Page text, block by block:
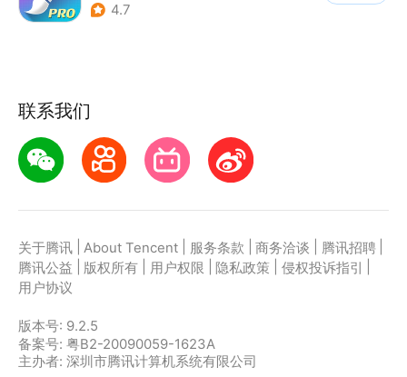
4.7
联系我们
关于腾讯 About Tencent 服务条款 商务洽谈 腾讯招聘
腾讯公益
版权所有 用户权限 隐私政策 侵权投诉指引
用户协议
版本号: 9.2.5
备案号: 粤B2-20090059-1623A
主办者: 深圳市腾讯计算机系统有限公司